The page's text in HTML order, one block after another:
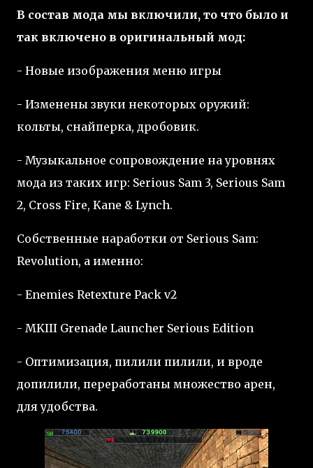
В состав мода мы включили, то что было и
так включено в оригинальный мод:
- Новые изображения меню игры
- Изменены звуки некоторых оружий:
кольты, снайперка, дробовик.
- Музыкальное сопровождение на уровнях
мода из таких игр: Serious Sam 3, Serious Sam
2, Cross Fire, Kane & Lynch.
Собственные наработки от Serious Sam:
Revolution, а именно:
- Enemies Retexture Pack v2
- MKIII Grenade Launcher Serious Edition
- Оптимизация, пилили пилили, и вроде
допилили, переработаны множество арен,
для удобства.